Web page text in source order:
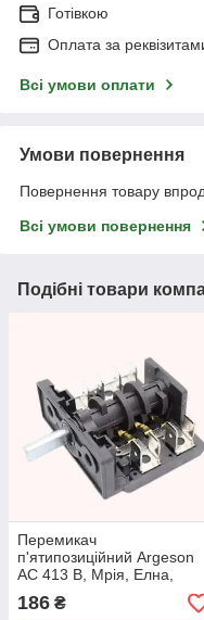
Готівкою
Оплата за
Всі умови оплати
Умови повернення
Повернення товару
Всі умови повернення
Подібні товари
Перемикач
п'ятипозиційний Argeson
AC 413 B, Мрія, Елна,
Леміра
186 ₴